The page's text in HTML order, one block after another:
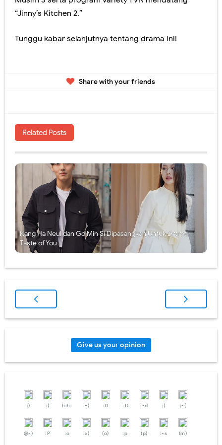
“Jinny’s Kitchen 2.”
Tunggu kabar selanjutnya tentang drama ini!
Share with your friends
Related Posts
Kang Ha Neul dan Go Min Si Dipasangkan Untuk Drama
Taste of You
Give us your opinion
:) :( hihi :-) :D =D :-d ;( ;-(
@-) :P :o :>) (o) :p (p) :-s (m)